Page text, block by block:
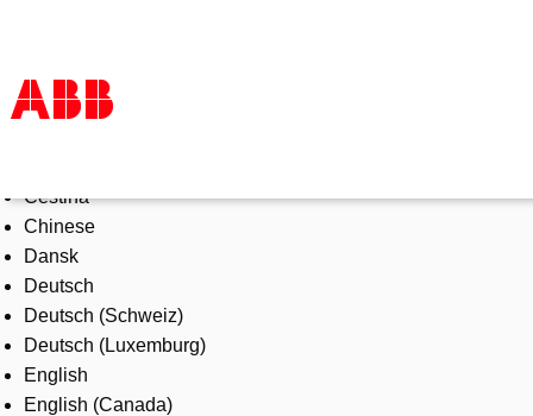
Products & Solutions
Industries
Services
About us
Where to buy
Contact us
Careers
Čeština
Chinese
Dansk
Deutsch
Deutsch (Schweiz)
Deutsch (Luxemburg)
English
English (Canada)